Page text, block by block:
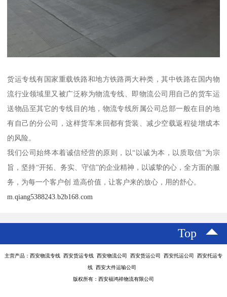
货运专线有国家重载铁路和地方铁路两大种类，其中铁路在国内物
流行业领域里又被广泛称为物流专线、即物流公司用自己的货车运
送物品至其它的专线目的地，物流专线所属公司总部一般在目的地
有自己的分公司，这样货车来回都有货装、减少空载返程徒增成本
的风险。
我们公司始终本着诚信经营的原则，以“以诚为本，以质取信”为宗
旨，坚持“开拓、务实、守信”的企业精神，以诚挚的心，全方面的服
务，为每一个客户创 造高价值，让客户来的放心，用的舒心。
m.qiang5388243.b2b168.com
Top
主营产品：西安物流专线 西安货运专线 西安物流公司 西安货运公司 西安托运公司 西安托运专
线 西安大件运输公司
版权所有：西安福鸿祥物流有限公司